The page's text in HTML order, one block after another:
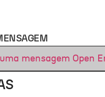
mensagem Open